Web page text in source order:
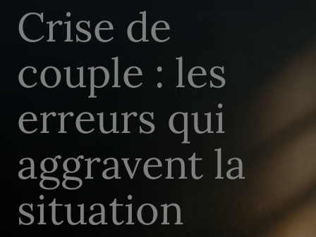
Crise de
couple : les
erreurs qui
aggravent la
situation